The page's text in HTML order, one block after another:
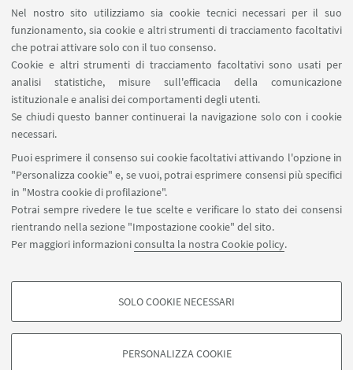
Nel nostro sito utilizziamo sia cookie tecnici necessari per il suo
funzionamento, sia cookie e altri strumenti di tracciamento facoltativi
che potrai attivare solo con il tuo consenso.
Cookie e altri strumenti di tracciamento facoltativi sono usati per
analisi statistiche, misure sull'efficacia della comunicazione
istituzionale e analisi dei comportamenti degli utenti.
Se chiudi questo banner continuerai la navigazione solo con i cookie
necessari.
Puoi esprimere il consenso sui cookie facoltativi attivando l'opzione in
"Personalizza cookie" e, se vuoi, potrai esprimere consensi più specifici
in "Mostra cookie di profilazione".
Potrai sempre rivedere le tue scelte e verificare lo stato dei consensi
rientrando nella sezione "Impostazione cookie" del sito.
Per maggiori informazioniconsulta la nostra Cookie policy.
COOKIE DI PROFILAZIONE - FACOLTATIVI
degli utenti, creare profili in base al loro comportamento sul sito, per analisi
SOLO COOKIE NECESSARI
PERSONALIZZA COOKIE
Seguici su: